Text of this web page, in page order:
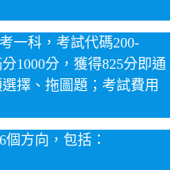
一科，考試代碼200-
1000分，獲得825分即通
擇、拖圖題；考試費用
方向，包括：